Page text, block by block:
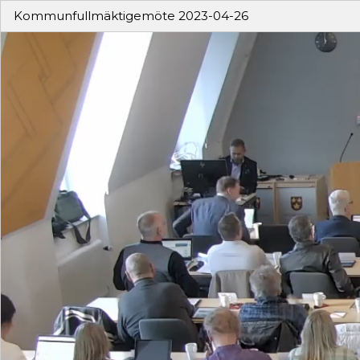
Kommunfullmäktigemöte 2023-04-26